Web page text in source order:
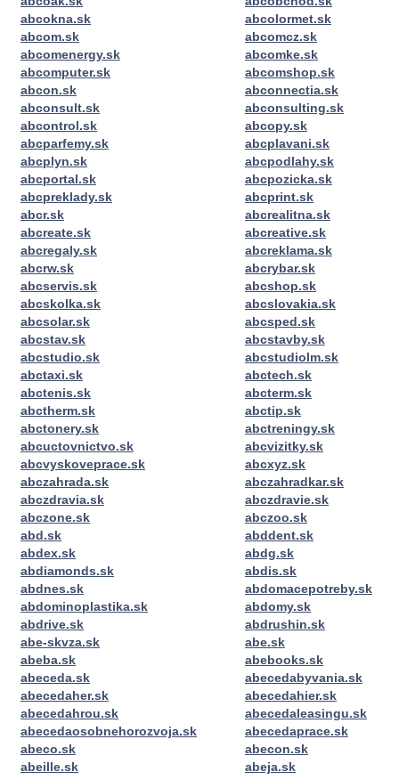
abcokna.sk
abcolormet.sk
abcom.sk
abcomcz.sk
abcomenergy.sk
abcomke.sk
abcomputer.sk
abcomshop.sk
abcon.sk
abconnectia.sk
abconsult.sk
abconsulting.sk
abcontrol.sk
abcopy.sk
abcparfemy.sk
abcplavani.sk
abcplyn.sk
abcpodlahy.sk
abcportal.sk
abcpozicka.sk
abcpreklady.sk
abcprint.sk
abcr.sk
abcrealitna.sk
abcreate.sk
abcreative.sk
abcregaly.sk
abcreklama.sk
abcrw.sk
abcrybar.sk
abcservis.sk
abcshop.sk
abcskolka.sk
abcslovakia.sk
abcsolar.sk
abcsped.sk
abcstav.sk
abcstavby.sk
abcstudio.sk
abcstudiolm.sk
abctaxi.sk
abctech.sk
abctenis.sk
abcterm.sk
abctherm.sk
abctip.sk
abctonery.sk
abctreningy.sk
abcuctovnictvo.sk
abcvizitky.sk
abcvyskoveprace.sk
abcxyz.sk
abczahrada.sk
abczahradkar.sk
abczdravia.sk
abczdravie.sk
abczone.sk
abczoo.sk
abd.sk
abddent.sk
abdex.sk
abdg.sk
abdiamonds.sk
abdis.sk
abdnes.sk
abdomacepotreby.sk
abdominoplastika.sk
abdomy.sk
abdrive.sk
abdrushin.sk
abe-skvza.sk
abe.sk
abeba.sk
abebooks.sk
abeceda.sk
abecedabyvania.sk
abecedaher.sk
abecedahier.sk
abecedahrou.sk
abecedaleasingu.sk
abecedaosobnehorozvoja.sk
abecedaprace.sk
abeco.sk
abecon.sk
abeille.sk
abeja.sk